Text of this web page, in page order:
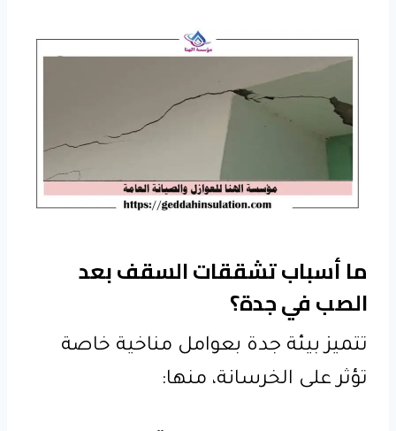
ما أسباب تشققات السقف بعد
الصب في جدة؟
تتميز بيئة جدة بعوامل مناخية خاصة
تؤثر على الخرسانة، منها: